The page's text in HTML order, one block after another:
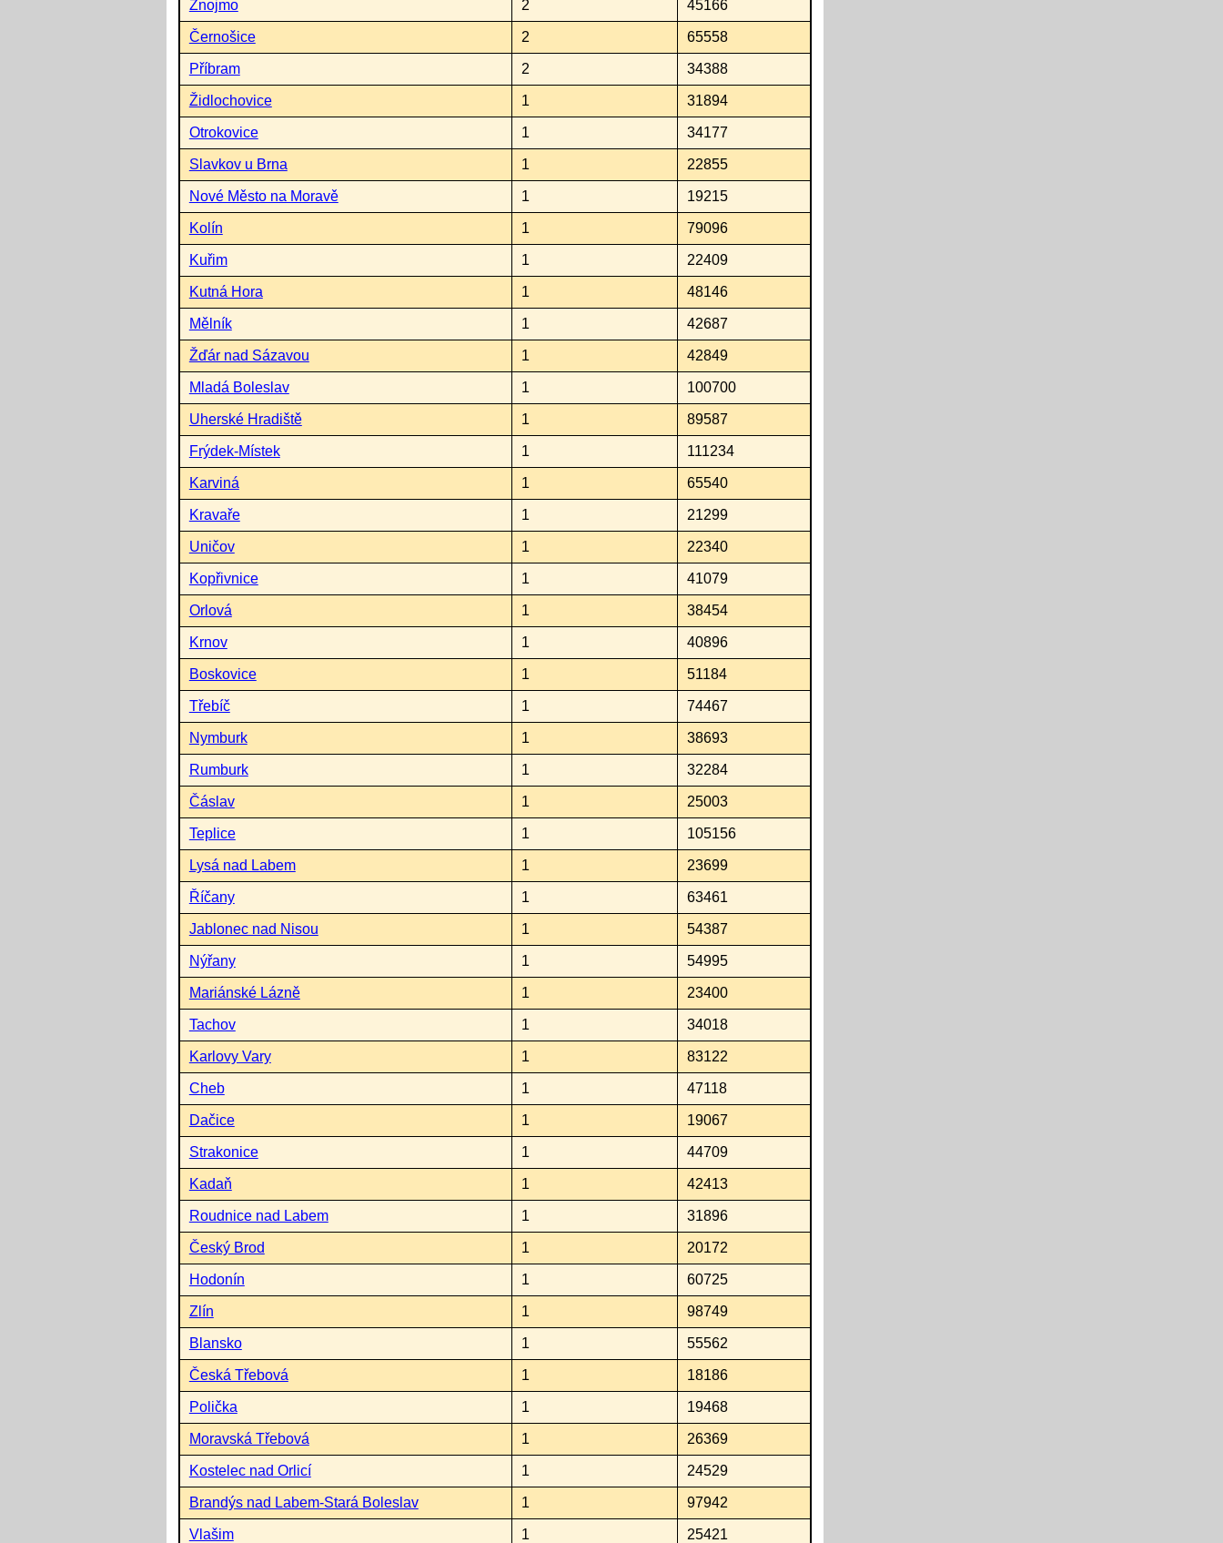
Znojmo 2 45166
Černošice 2 65558
Příbram 2 34388
Židlochovice 1 31894
Otrokovice 1 34177
Slavkov u Brna 1 22855
Nové Město na Moravě 1 19215
Kolín 1 79096
Kuřim 1 22409
Kutná Hora 1 48146
Mělník 1 42687
Žďár nad Sázavou 1 42849
Mladá Boleslav 1 100700
Uherské Hradiště 1 89587
Frýdek-Místek 1 111234
Karviná 1 65540
Kravaře 1 21299
Uničov 1 22340
Kopřivnice 1 41079
Orlová 1 38454
Krnov 1 40896
Boskovice 1 51184
Třebíč 1 74467
Nymburk 1 38693
Rumburk 1 32284
Čáslav 1 25003
Teplice 1 105156
Lysá nad Labem 1 23699
Říčany 1 63461
Jablonec nad Nisou 1 54387
Nýřany 1 54995
Mariánské Lázně 1 23400
Tachov 1 34018
Karlovy Vary 1 83122
Cheb 1 47118
Dačice 1 19067
Strakonice 1 44709
Kadaň 1 42413
Roudnice nad Labem 1 31896
Český Brod 1 20172
Hodonín 1 60725
Zlín 1 98749
Blansko 1 55562
Česká Třebová 1 18186
Polička 1 19468
Moravská Třebová 1 26369
Kostelec nad Orlicí 1 24529
Brandýs nad Labem-Stará Boleslav 1 97942
Vlašim 1 25421